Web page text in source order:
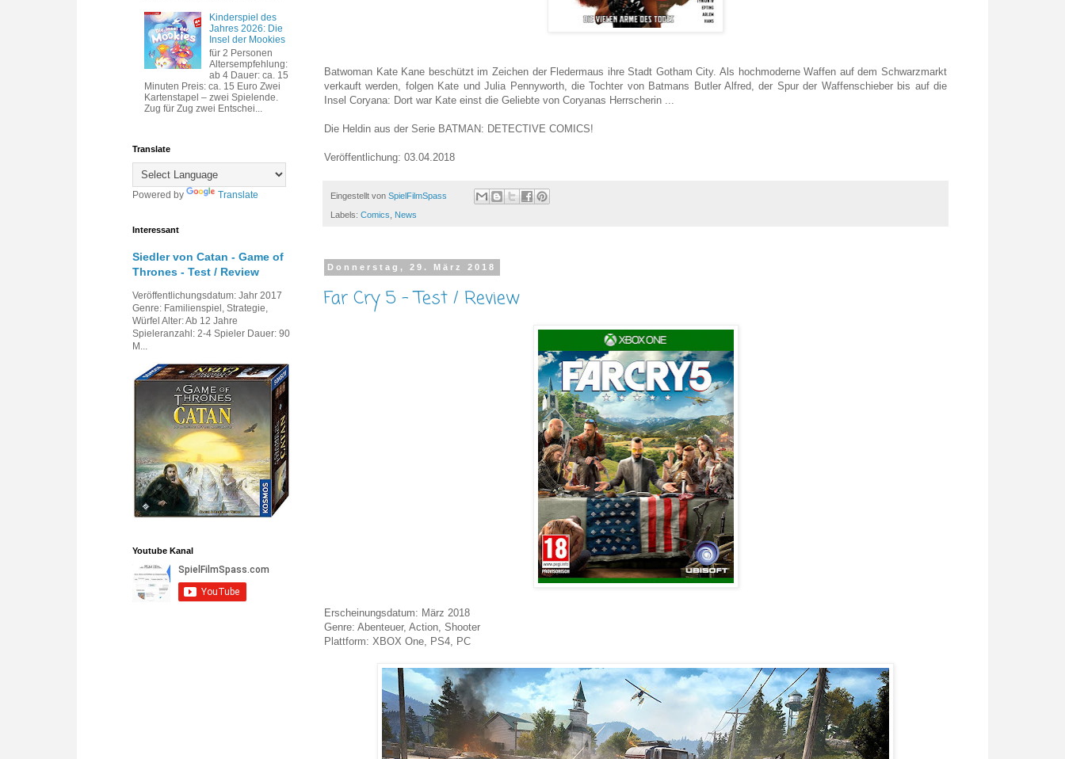
Batwoman Kate Kane beschützt im Zeichen der Fledermaus ihre Stadt Gotham City. Als hochmoderne Waffen auf dem Schwarzmarkt
verkauft werden, folgen Kate und Julia Pennyworth, die Tochter von Batmans Butler Alfred, der Spur der Waffenschieber bis auf die
Insel Coryana: Dort war Kate einst die Geliebte von Coryanas Herrscherin ...
Die Heldin aus der Serie BATMAN: DETECTIVE COMICS!
Veröffentlichung: 03.04.2018
Eingestellt von SpielFilmSpass
Labels: Comics News
Donnerstag, 29. März 2018
Far Cry 5 - Test / Review
Erscheinungsdatum: März 2018
Genre: Abenteuer, Action, Shooter
Plattform: XBOX One, PS4, PC
Kinderspiel des
Jahres 2026: Die
Insel der Mookies
für 2 Personen
Altersempfehlung:
ab 4 Dauer: ca. 15
Minuten Preis: ca. 15 Euro Zwei
Kartenstapel – zwei Spielende.
Zug für Zug zwei Entschei...
Translate
Powered by Translate
Interessant
Siedler von Catan - Game of
Thrones - Test / Review
Veröffentlichungsdatum: Jahr 2017
Genre: Familienspiel, Strategie,
Würfel Alter: Ab 12 Jahre
Spieleranzahl: 2-4 Spieler Dauer: 90
M...
Youtube Kanal